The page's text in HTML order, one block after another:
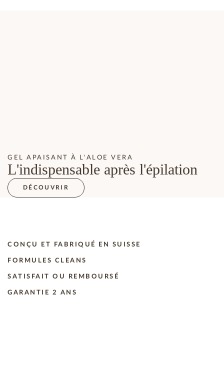
GEL APAISANT À L'ALOE VERA
L'indispensable après l'épilation
DÉCOUVRIR
CONÇU ET FABRIQUÉ EN SUISSE
FORMULES CLEANS
SATISFAIT OU REMBOURSÉ
GARANTIE 2 ANS